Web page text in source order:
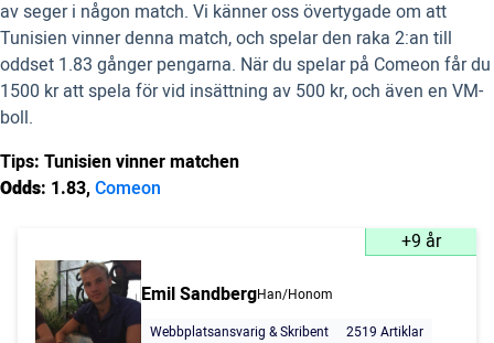
av seger i någon match. Vi känner oss övertygade om att
Tunisien vinner denna match, och spelar den raka 2:an till
oddset 1.83 gånger pengarna. När du spelar på Comeon får du
1500 kr att spela för vid insättning av 500 kr, och även en VM-
boll.
Tips: Tunisien vinner matchen
Odds: 1.83, Comeon
+9 år
Emil SandbergHan/Honom
Webbplatsansvarig & Skribent
2519 Artiklar